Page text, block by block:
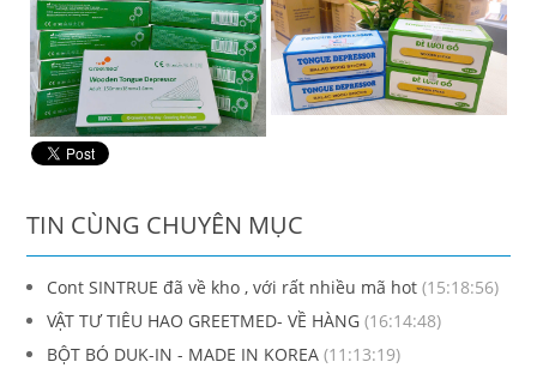
TIN CÙNG CHUYÊN MỤC
Cont SINTRUE đã về kho , với rất nhiều mã hot (15:18:56)
VẬT TƯ TIÊU HAO GREETMED- VỀ HÀNG (16:14:48)
BỘT BÓ DUK-IN - MADE IN KOREA (11:13:19)